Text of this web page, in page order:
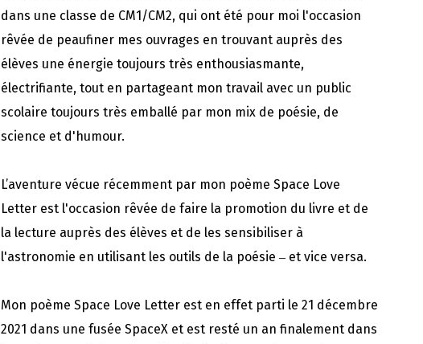
dans une classe de CM1/CM2, qui ont été pour moi l'occasion
rêvée de peaufiner mes ouvrages en trouvant auprès des
élèves une énergie toujours très enthousiasmante,
électrifiante, tout en partageant mon travail avec un public
scolaire toujours très emballé par mon mix de poésie, de
science et d'humour.
L’aventure vécue récemment par mon poème Space Love
Letter est l'occasion rêvée de faire la promotion du livre et de
la lecture auprès des élèves et de les sensibiliser à
l'astronomie en utilisant les outils de la poésie ‒ et vice versa.
Mon poème Space Love Letter est en effet parti le 21 décembre
2021 dans une fusée SpaceX et est resté un an finalement dans